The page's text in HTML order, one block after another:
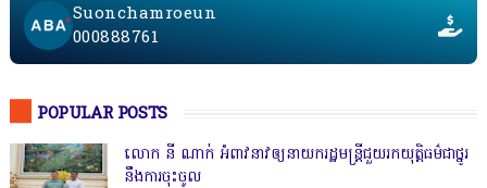
Suonchamroeun
000888761
POPULAR POSTS
លោក នី ណាក់ អំពាវនាវឲ្យនាយករដ្ឋមន្ត្រីជួយរកយុត្តិធម៌ជាថ្នូរ
នឹងការចុះចូល